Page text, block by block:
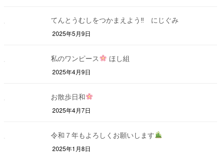
てんとうむしをつかまえよう‼ にじぐみ
2025年5月9日
私のワンピース ほし組
2025年4月9日
お散歩日和
2025年4月7日
令和７年もよろしくお願いします
2025年1月8日